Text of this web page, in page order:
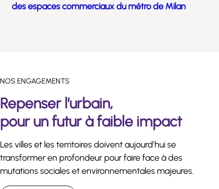
des espaces commerciaux du métro de Milan
NOS ENGAGEMENTS
Repenser l’urbain,
pour un futur à faible impact
Les villes et les territoires doivent aujourd’hui se
transformer en profondeur pour faire face à des
mutations sociales et environnementales majeures.